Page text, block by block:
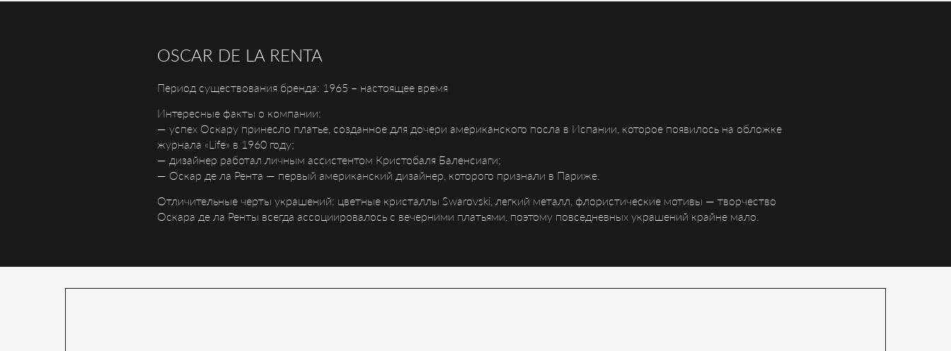
OSCAR DE LA RENTA
Период существования бренда: 1965 – настоящее время
Интересные факты о компании:
— успех Оскару принесло платье, созданное для дочери американского посла в Испании, которое появилось на обложке
журнала «Life» в 1960 году;
— дизайнер работал личным ассистентом Кристобаля Баленсиаги;
— Оскар де ла Рента — первый американский дизайнер, которого признали в Париже.
Отличительные черты украшений: цветные кристаллы Swarovski, легкий металл, флористические мотивы — творчество
Оскара де ла Ренты всегда ассоциировалось с вечерними платьями, поэтому повседневных украшений крайне мало.